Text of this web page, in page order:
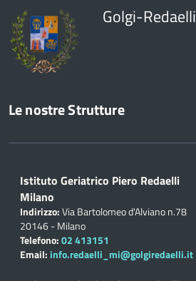
Golgi-Redaelli
Le nostre Strutture
Istituto Geriatrico Piero Redaelli
Milano
Indirizzo:Via Bartolomeo d'Alviano n.78
20146 - Milano
Telefono:02 413151
Email: info.redaelli_mi@golgiredaelli.it